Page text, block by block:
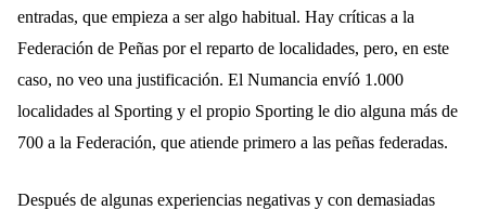
entradas, que empieza a ser algo habitual. Hay críticas a la
Federación de Peñas por el reparto de localidades, pero, en este
caso, no veo una justificación. El Numancia envíó 1.000
localidades al Sporting y el propio Sporting le dio alguna más de
700 a la Federación, que atiende primero a las peñas federadas.
Después de algunas experiencias negativas y con demasiadas